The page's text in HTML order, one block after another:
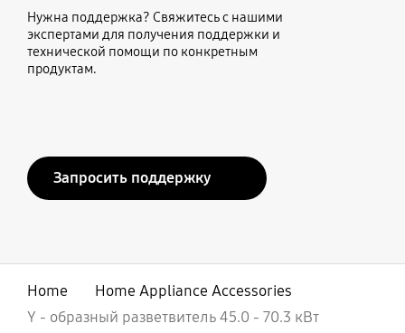
Нужна поддержка? Свяжитесь с нашими
экспертами для получения поддержки и
технической помощи по конкретным
продуктам.
Запросить поддержку
Home
Home Appliance Accessories
Y - образный разветвитель 45.0 - 70.3 кВт